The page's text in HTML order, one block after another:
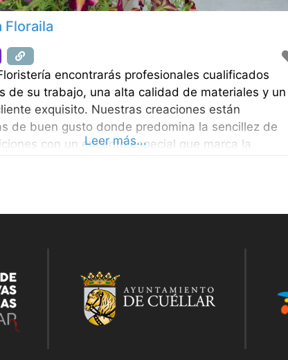
Floraila
encontrarás profesionales cualificados
de su trabajo, una alta calidad de materiales y un
exquisito. Nuestras creaciones están
de buen gusto donde predomina la sencillez de
con un encanto especial que marca la
Leer más...